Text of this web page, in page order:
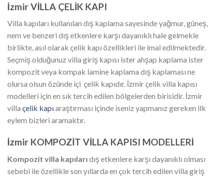
İzmir VİLLA ÇELİK KAPI
Villa kapıları kullanılan dış kaplama sayesinde yağmur, güneş,
nem ve benzeri dış etkenlere karşı dayanıklı hale gelmekle
birlikte, asıl olarak çelik kapı özellikleri ile imal edilmektedir.
Seçmiş olduğunuz villa giriş kapısı ister ahşap kaplama ister
kompozit veya kompak lamine kaplama dış kaplaması ne
olursa olsun özünde içi çelik kapıdır. İzmir çelik villa kapısı
modelleri için en sık tercih edilen bölgelerden birisidir. İzmir
villa çelik kapıaraştırması içinde iseniz yapmanız gereken ilk
eylem bizleri aramaktır.
İzmir KOMPOZİT VİLLA KAPISI MODELLERİ
Kompozit villa kapıları dış etkenlere karşı dayanıklı olması
sebebi ile özellikle son yıllarda en çok tercih edilen villa giriş